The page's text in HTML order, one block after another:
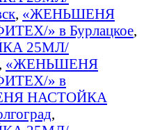
, «ЖЕНЬШЕНЯ
» в Бурлацкое,
25МЛ/
, «ЖЕНЬШЕНЯ
» в
НАСТОЙКА
,